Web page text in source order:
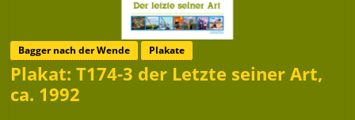
Bagger nach der Wende Plakate
Plakat: T174-3 der Letzte seiner Art,
ca. 1992